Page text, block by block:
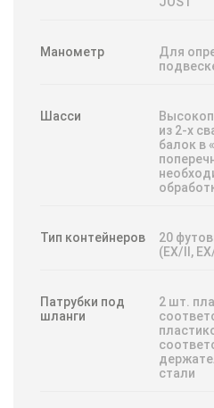
Манометр
Для
Шасси
из 2-х
балок в
Тип контейнеров
20
(EX/II,
Патрубки под
шланги
2 шт.
стали